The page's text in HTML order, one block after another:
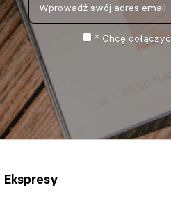
* Chcę
Ekspresy